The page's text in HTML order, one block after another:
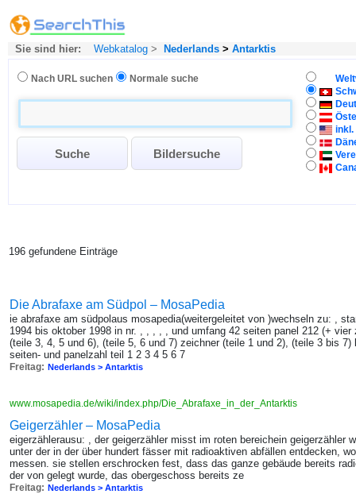
Sie sind hier: Webkatalog > Nederlands > Antarktis
Nach URL suchen Normale suche
inkl.
196 gefundene Einträge
Die Abrafaxe am Südpol – MosaPedia
ie abrafaxe am südpolaus mosapedia(weitergeleitet von )wechseln zu: ,
1994 bis oktober 1998 in nr. , , , , , und umfang 42 seiten panel 212 (+
(teile 3, 4, 5 und 6), (teile 5, 6 und 7) zeichner (teile 1 und 2), (teile 3 bis
seiten- und panelzahl teil 1 2 3 4 5 6 7
Freitag: Nederlands > Antarktis
www.mosapedia.de/wiki/index.php/Die_Abrafaxe_in_der_Antarktis
Geigerzähler – MosaPedia
eigerzählerausu: , der geigerzähler misst im roten bereichein geigerzähler
unter der in der über hundert fässer mit radioaktiven abfällen entdecken,
messen. sie stellen erschrocken fest, dass das ganze gebäude bereits
der von gelegt wurde, das obergeschoss bereits ze
Freitag: Nederlands > Antarktis